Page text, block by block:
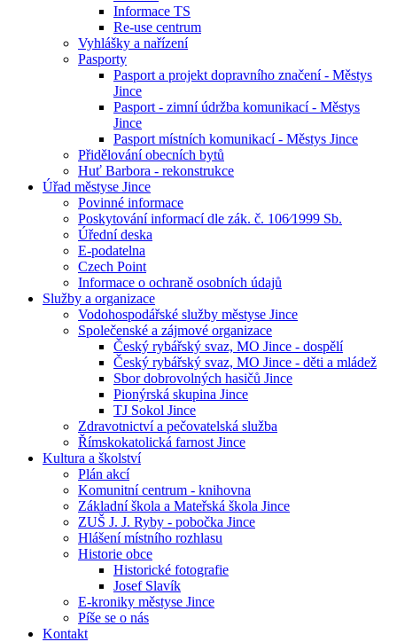
Informace TS
Re-use centrum
Vyhlášky a nařízení
Pasporty
Pasport a projekt dopravního značení - Městys
Jince
Pasport - zimní údržba komunikací - Městys
Jince
Pasport místních komunikací - Městys Jince
Přidělování obecních bytů
Huť Barbora - rekonstrukce
Úřad městyse Jince
Povinné informace
Poskytování informací dle zák. č. 106⁄1999 Sb.
Úřední deska
E-podatelna
Czech Point
Informace o ochraně osobních údajů
Služby a organizace
Vodohospodářské služby městyse Jince
Společenské a zájmové organizace
Český rybářský svaz, MO Jince - dospělí
Český rybářský svaz, MO Jince - děti a mládež
Sbor dobrovolných hasičů Jince
Pionýrská skupina Jince
TJ Sokol Jince
Zdravotnictví a pečovatelská služba
Římskokatolická farnost Jince
Kultura a školství
Plán akcí
Komunitní centrum - knihovna
Základní škola a Mateřská škola Jince
ZUŠ J. J. Ryby - pobočka Jince
Hlášení místního rozhlasu
Historie obce
Historické fotografie
Josef Slavík
E-kroniky městyse Jince
Píše se o nás
Kontakt